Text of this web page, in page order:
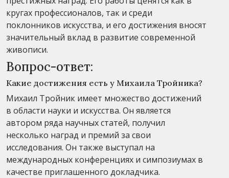
кругах профессионалов, так и среди
поклонников искусства, и его достижения вносят
значительный вклад в развитие современной
живописи.
Вопрос-ответ:
Какие достижения есть у Михаила Тройника?
Михаил Тройник имеет множество достижений
в области науки и искусства. Он является
автором ряда научных статей, получил
несколько наград и премий за свои
исследования. Он также выступал на
международных конференциях и симпозиумах в
качестве приглашенного докладчика.